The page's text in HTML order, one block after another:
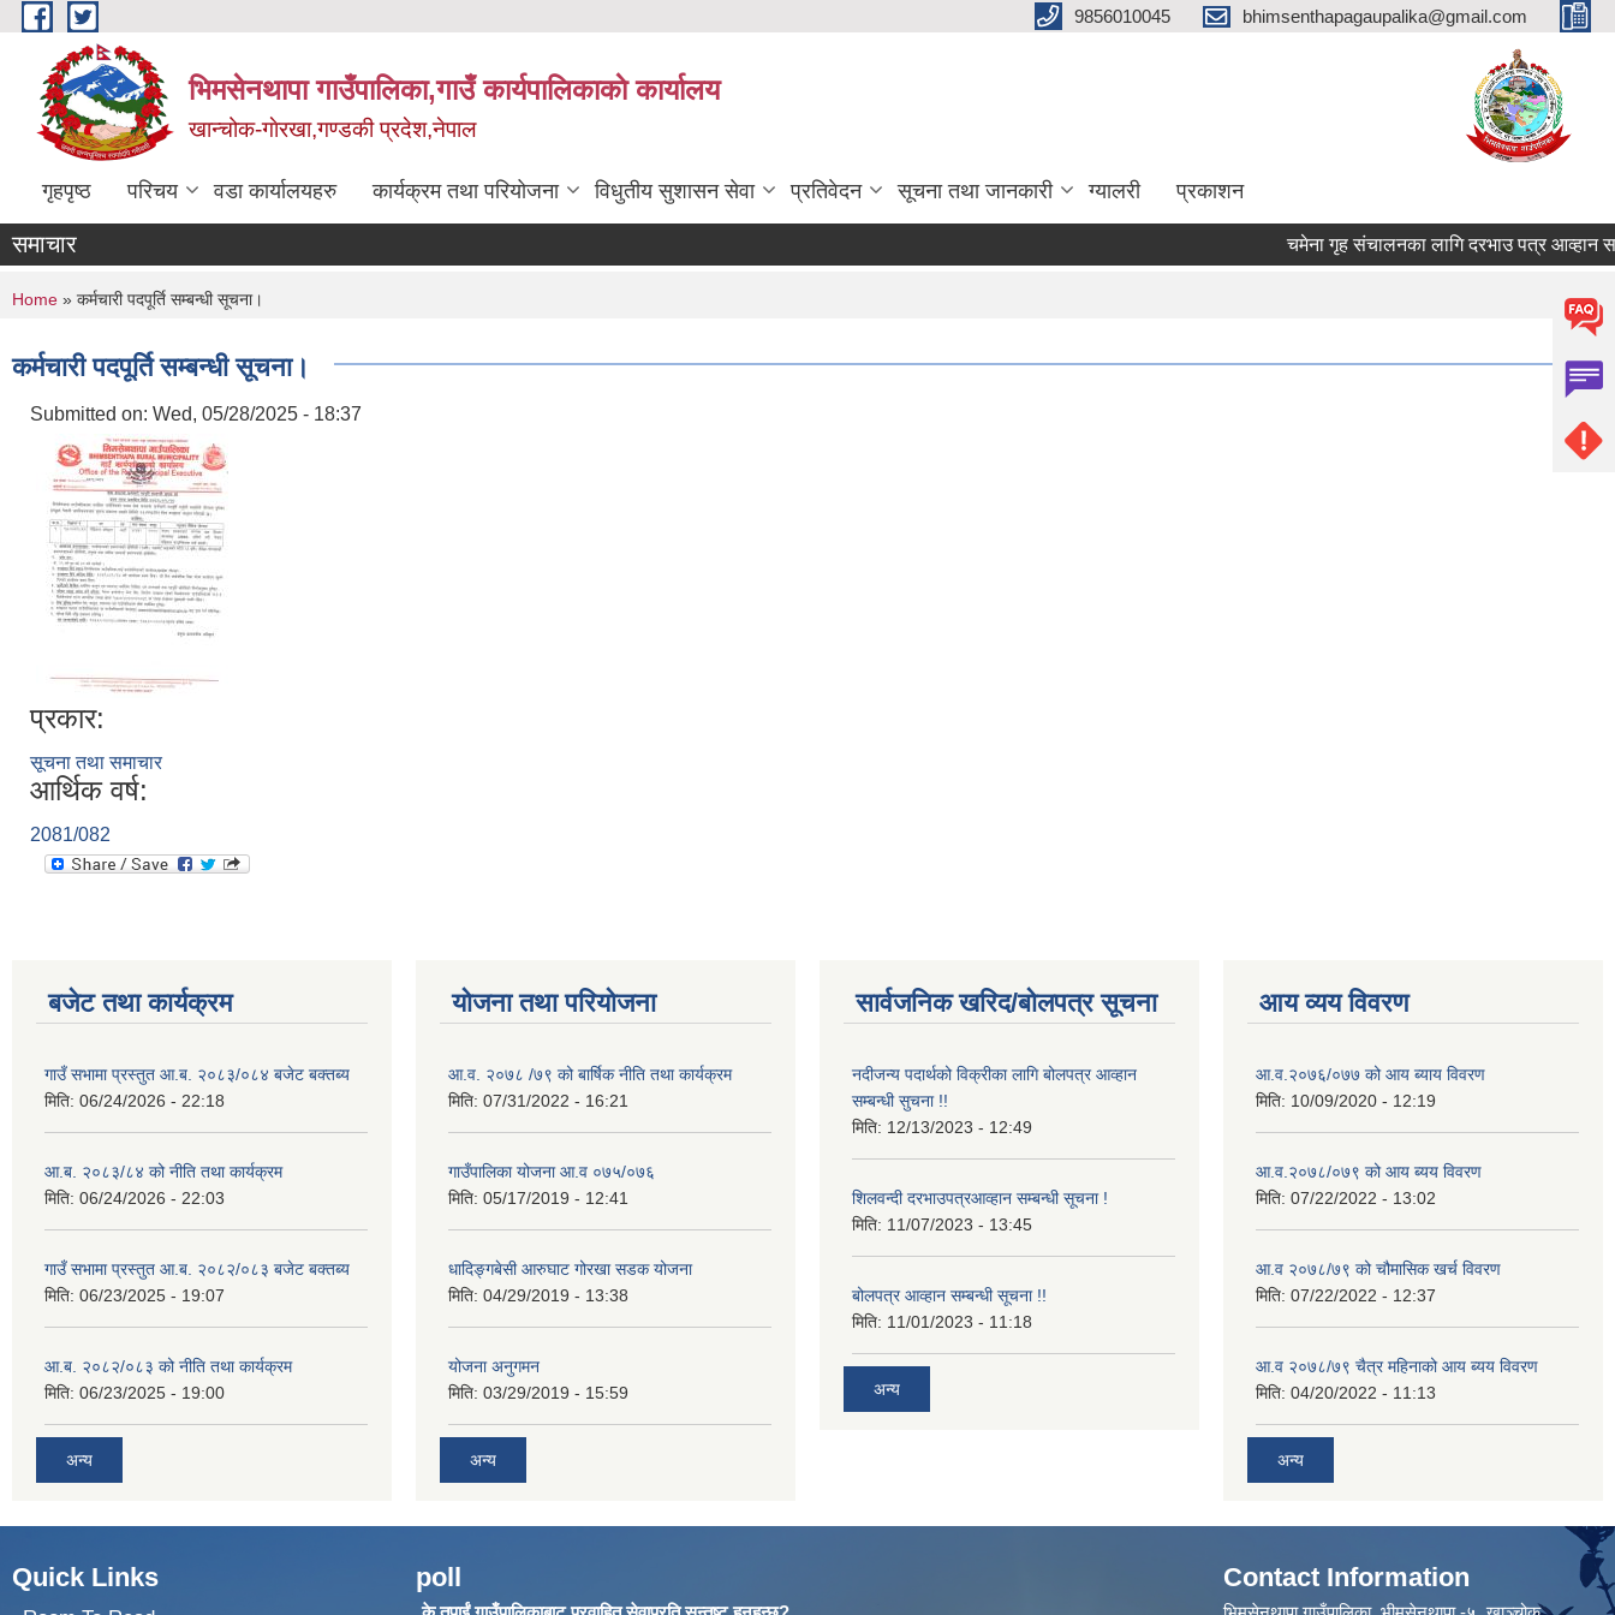
Skip to main content 9856010045 bhimsenthapagaupalika@gmail.com
भिमसेनथापा गाउँपालिका,गाउँ कार्यपालिकाकाे कार्यालय
खान्चोक-गाेरखा,गण्डकी प्रदेश,नेपाल
गृहपृष्ठ परिचय वडा कार्यालयहरु कार्यक्रम तथा परियोजना विधुतीय सुशासन सेवा प्रतिवेदन सूचना तथा जानकारी ग्यालरी प्रकाशन
समाचार चमेना गृह संचालनका लागि दरभाउ पत्र आव्हान
You are here
Home » कर्मचारी पदपूर्ति सम्बन्धी सूचना।
कर्मचारी पदपूर्ति सम्बन्धी सूचना।
Submitted on: Wed, 05/28/2025 - 18:37
प्रकार:
सूचना तथा समाचार
आर्थिक वर्ष:
2081/082
बजेट तथा कार्यक्रम
गाउँ सभामा प्रस्तुत आ.ब. २०८३/०८४ बजेट बक्तब्य
मिति: 06/24/2026 - 22:18
आ.ब. २०८३/८४ को नीति तथा कार्यक्रम
मिति: 06/24/2026 - 22:03
गाउँ सभामा प्रस्तुत आ.ब. २०८२/०८३ बजेट बक्तब्य
मिति: 06/23/2025 - 19:07
आ.ब. २०८२/०८३ को नीति तथा कार्यक्रम
मिति: 06/23/2025 - 19:00
अन्य
योजना तथा परियोजना
आ.व. २०७८ /७९ को बार्षिक नीति तथा कार्यक्रम
मिति: 07/31/2022 - 16:21
गाउँपालिका योजना आ.व ०७५/०७६
मिति: 05/17/2019 - 12:41
धादिङ्गबेसी आरुघाट गोरखा सडक योजना
मिति: 04/29/2019 - 13:38
योजना अनुगमन
मिति: 03/29/2019 - 15:59
अन्य
सार्वजनिक खरिद/बोलपत्र सूचना
नदीजन्य पदार्थको विक्रीका लागि बोलपत्र आव्हान
सम्बन्धी सुचना !!
मिति: 12/13/2023 - 12:49
शिलवन्दी दरभाउपत्रआव्हान सम्बन्धी सूचना !
मिति: 11/07/2023 - 13:45
बोलपत्र आव्हान सम्बन्धी सूचना !!
मिति: 11/01/2023 - 11:18
अन्य
आय व्यय विवरण
आ.व.२०७६/०७७ को आय ब्याय विवरण
मिति: 10/09/2020 - 12:19
आ.व.२०७८/०७९ को आय ब्यय विवरण
मिति: 07/22/2022 - 13:02
आ.व २०७८/७९ को चौमासिक खर्च विवरण
मिति: 07/22/2022 - 12:37
आ.व २०७८/७९ चैत्र महिनाको आय ब्यय विवरण
मिति: 04/20/2022 - 11:13
अन्य
Quick Links poll Contact Information